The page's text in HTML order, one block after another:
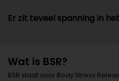
Er zit teveel spanning in
Wat is BSR?
BSR staat voor Body Stress